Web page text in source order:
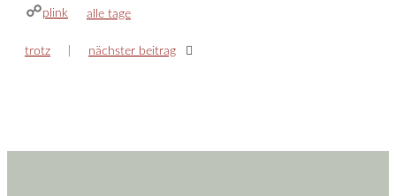
plink kategorien
alle tage
trotz nächster beitrag